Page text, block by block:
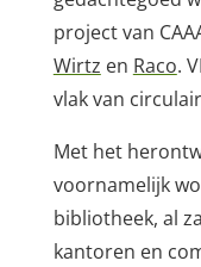
project van
Wirtz en Raco.
vlak van
Met het
voornamelijk
bibliotheek, al
kantoren en